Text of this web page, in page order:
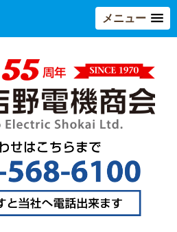
メニュー